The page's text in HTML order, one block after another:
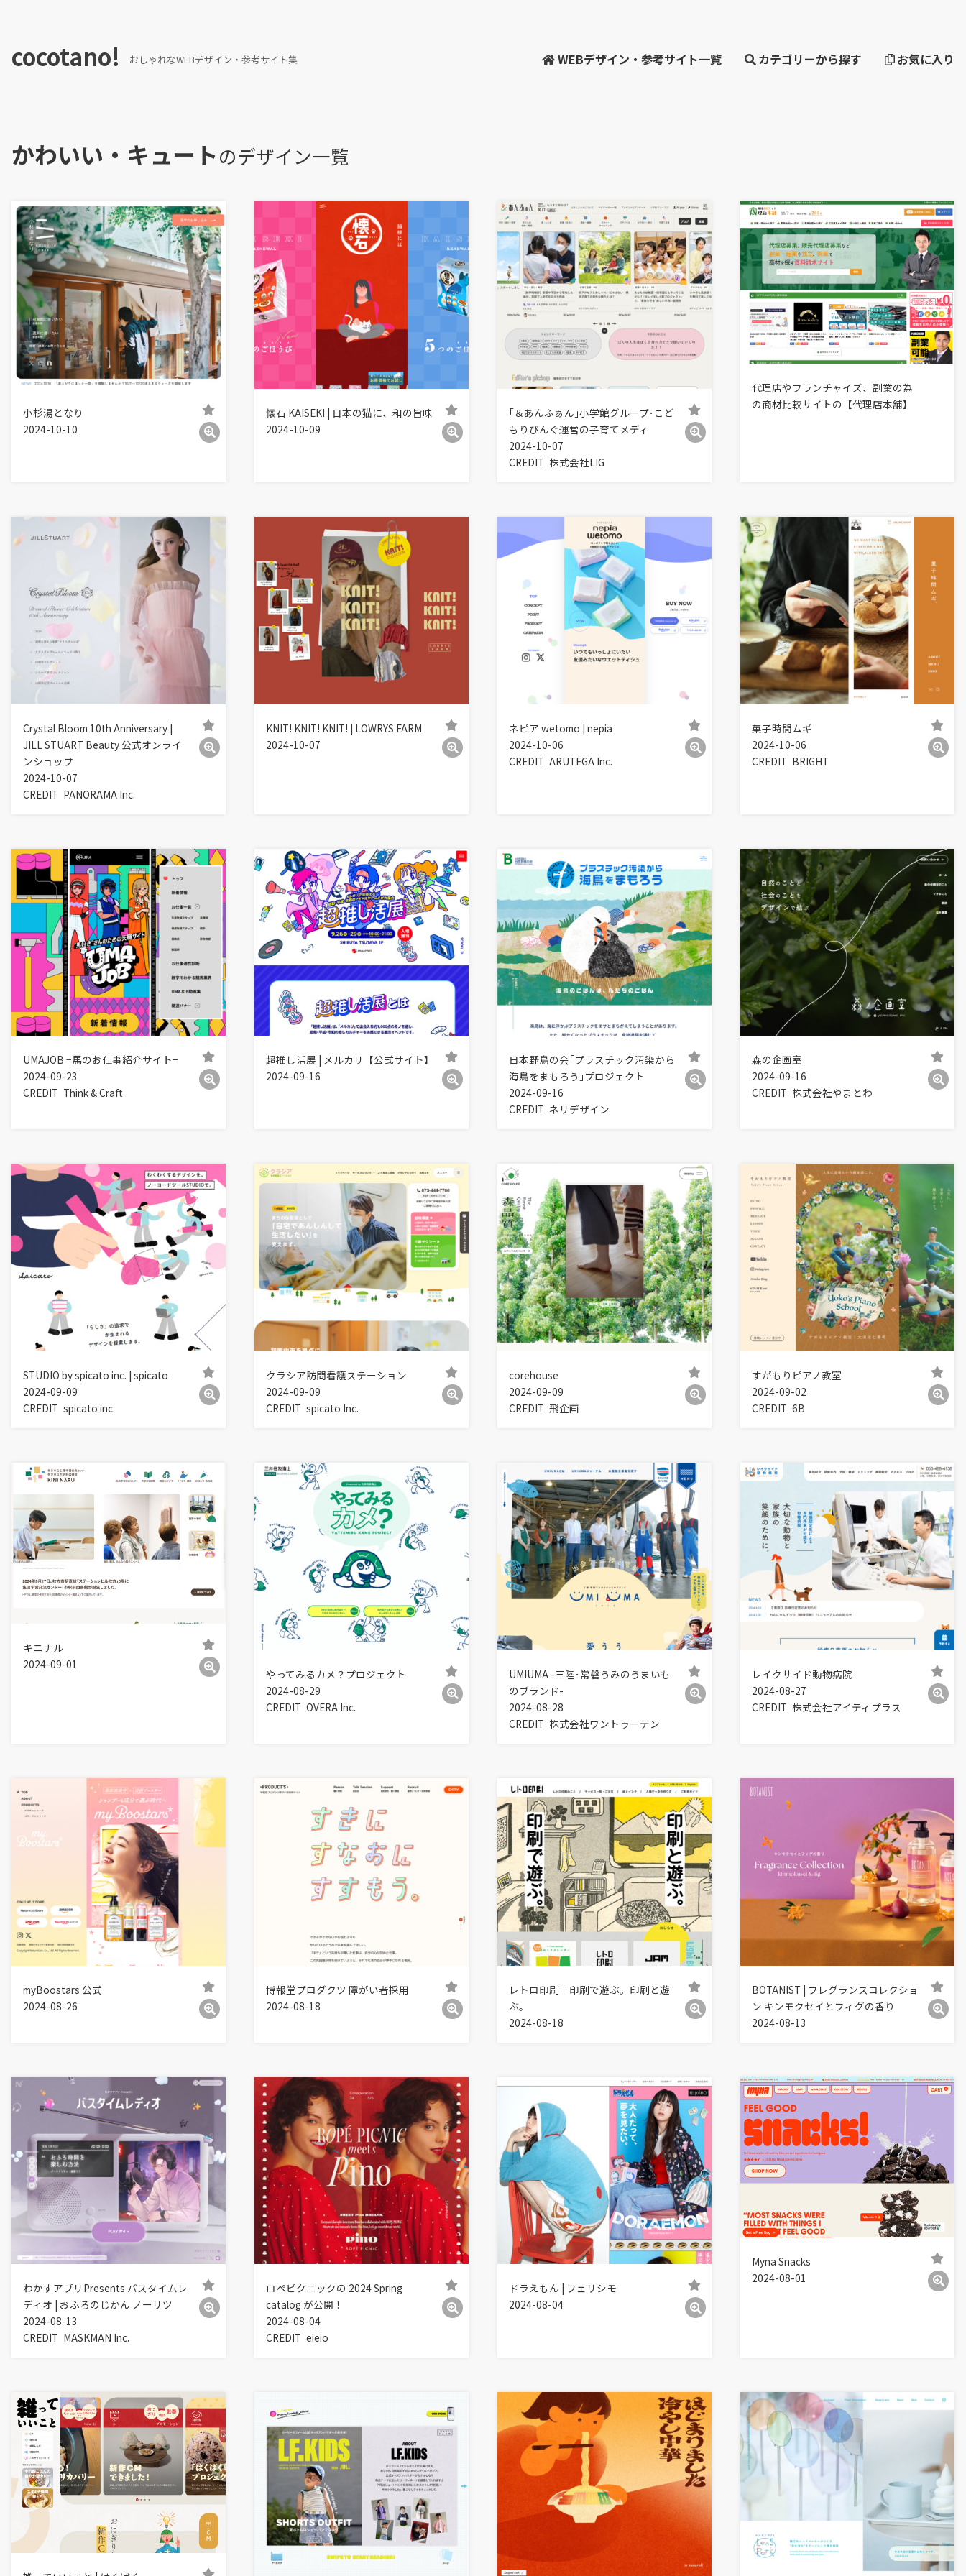
cocotano! おしゃれなWEBデザイン・参考サイト集 WEBデザイン・参考サイト一覧 カテゴリーから探す お気に入り
かわいい・キュートのデザイン一覧
小杉湯となり
2024-10-10
懐石 KAISEKI | 日本の猫に、和の旨味
2024-10-09
｢＆あんふぁん｣小学館グループ･こど
もりびんぐ運営の子育てメディ
2024-10-07
CREDIT 株式会社LIG
代理店やフランチャイズ、副業の為
の商材比較サイトの【代理店本舗】
Crystal Bloom 10th Anniversary |
JILL STUART Beauty 公式オンライ
ンショップ
2024-10-07
CREDIT PANORAMA Inc.
KNIT! KNIT! KNIT! | LOWRYS FARM
2024-10-07
ネピア wetomo | nepia
2024-10-06
CREDIT ARUTEGA Inc.
菓子時間ムギ
2024-10-06
CREDIT BRIGHT
UMAJOB −馬のお仕事紹介サイト−
2024-09-23
CREDIT Think & Craft
超推し活展 | メルカリ【公式サイト】
2024-09-16
日本野鳥の会｢プラスチック汚染から
海鳥をまもろう｣プロジェクト
2024-09-16
CREDIT ネリデザイン
森の企画室
2024-09-16
CREDIT 株式会社やまとわ
STUDIO by spicato inc. | spicato
2024-09-09
CREDIT spicato inc.
クラシア訪問看護ステーション
2024-09-09
CREDIT spicato Inc.
corehouse
2024-09-09
CREDIT 飛企画
すがもりピアノ教室
2024-09-02
CREDIT 6B
キニナル
2024-09-01
やってみるカメ？プロジェクト
2024-08-29
CREDIT OVERA Inc.
UMIUMA -三陸･常磐うみのうまいも
のブランド-
2024-08-28
CREDIT 株式会社ワントゥーテン
レイクサイド動物病院
2024-08-27
CREDIT 株式会社アイティプラス
myBoostars 公式
2024-08-26
博報堂プロダクツ 障がい者採用
2024-08-18
レトロ印刷｜印刷で遊ぶ。印刷と遊
ぶ。
2024-08-18
BOTANIST | フレグランスコレクショ
ン キンモクセイとフィグの香り
2024-08-13
わかすアプリPresents バスタイムレ
ディオ | おふろのじかん ノーリツ
2024-08-13
CREDIT MASKMAN Inc.
ロペピクニックの 2024 Spring
catalog が公開！
2024-08-04
CREDIT eieio
ドラえもん | フェリシモ
2024-08-04
Myna Snacks
2024-08-01